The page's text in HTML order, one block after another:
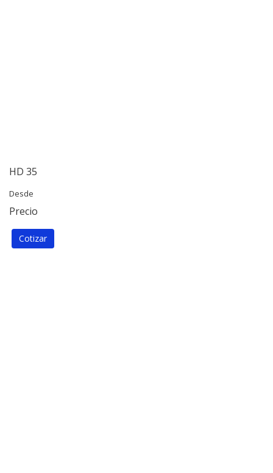
HD 35
Desde
Precio
Cotizar